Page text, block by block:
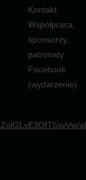
Kontakt
Współpraca,
sponsorzy,
patronaty
Facebook
(wydarzenie)